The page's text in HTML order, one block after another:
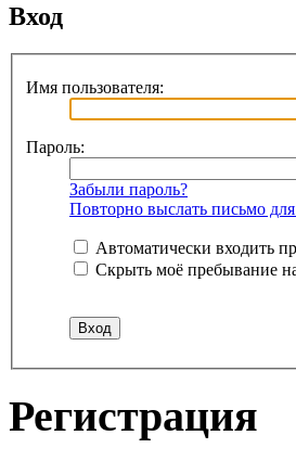
Вход
Имя пользователя:
Пароль:
Забыли пароль?
Повторно выслать письмо
Автоматически входить
Скрыть моё пребывание
Регистрация